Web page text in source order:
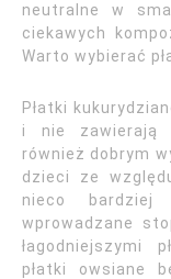
neutralne w
ciekawych
Warto wybierać
Płatki
i nie zawierają
również dobrym
dzieci ze
nieco bardziej
wprowadzane
łagodniejszymi
płatki owsiane